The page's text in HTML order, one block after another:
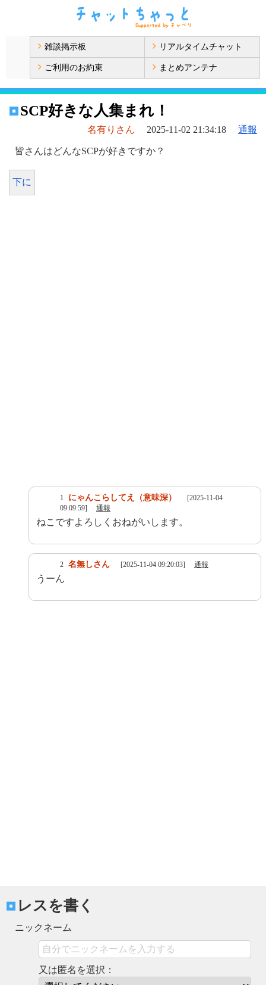
雑談掲示板 リアルタイムチャット
ご利用のお約束 まとめアンテナ
SCP好きな人集まれ！
名有りさん 2025-11-02 21:34:18 通報
皆さんはどんなSCPが好きですか？
下に
1 にゃんこらしてえ（意味深）
[2025-11-04
09:09:59]
通報
ねこですよろしくおねがいします。
2 名無しさん [2025-11-04 09:20:03] 通報
うーん
レスを書く
ニックネーム
又は匿名を選択：